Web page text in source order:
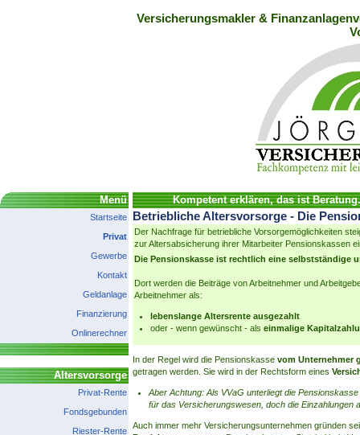
Versicherungsmakler &
Menü
Startseite
Privat
Gewerbe
Kontakt
Geldanlage
Finanzierung
Onlinerechner
Altersvorsorge
Privat-Rente
Fondsgebunden
Riester-Rente
Kompetent erklären, das ist
Betriebliche Altersvorsorge - Die
Der Nachfrage für betriebliche Vorsorgemöglichkeiten
zur Altersabsicherung ihrer Mitarbeiter Pensionskassen
Die Pensionskasse ist rechtlich eine selbstständige
Dort werden die Beiträge von Arbeitnehmer und
Arbeitnehmer als:
lebenslange Altersrente ausgezahlt
oder - wenn gewünscht - als einmalige
In der Regel wird die Pensionskasse vom Unternehmer
getragen werden. Sie wird in der Rechtsform eines
Aber Achtung: Als VVaG unterliegt die
für das Versicherungswesen, doch die
Auch immer mehr Versicherungsunternehmen gründen